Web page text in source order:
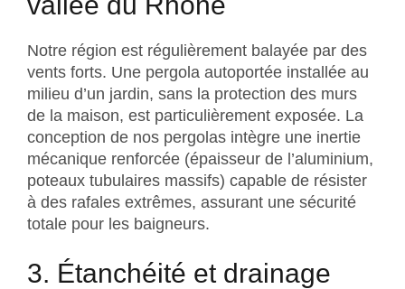
Notre région est régulièrement balayée par des
vents forts. Une pergola autoportée installée au
milieu d’un jardin, sans la protection des murs
de la maison, est particulièrement exposée. La
conception de nos pergolas intègre une inertie
mécanique renforcée (épaisseur de l’aluminium,
poteaux tubulaires massifs) capable de résister
à des rafales extrêmes, assurant une sécurité
totale pour les baigneurs.
3. Étanchéité et drainage